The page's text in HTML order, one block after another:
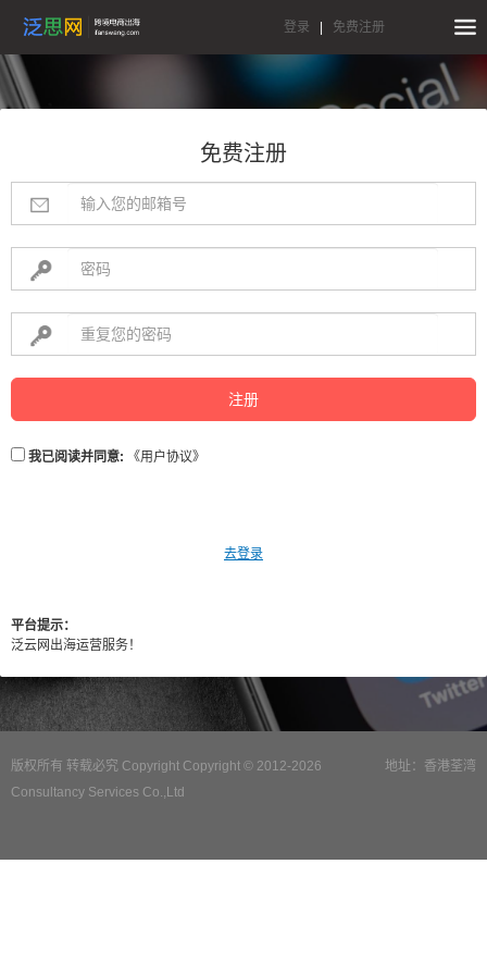
登录 免费注册
免费注册
注册
我已阅读并同意: 《用户协议》
去登录
平台提示：
泛云网出海运营服务！
地址：香港荃湾
版权所有 转载必究 Copyright Copyright © 2012-2026
Consultancy Services Co.,Ltd